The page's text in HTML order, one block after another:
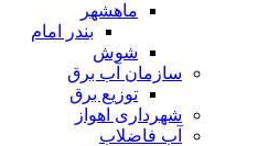
ماهشهر
بندر امام
شوش
سازمان آب برق
توزیع برق
شهرداری اهواز
آب فاضلاب